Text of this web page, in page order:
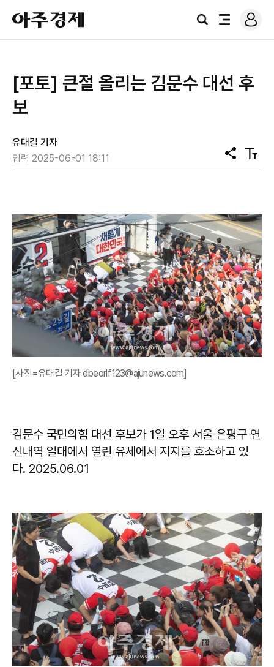
아
주
경
검
전
로
그
[포토] 큰절 올리는 김문수 대선 후
보
유대길 기자
입력 2025-06-01 18:11
공
유
텍
스
[사진=유대길 기자 dbeorlf123@ajunews.com]
김문수 국민의힘 대선 후보가 1일 오후 서울 은평구 연
신내역 일대에서 열린 유세에서 지지를 호소하고 있
다. 2025.06.01